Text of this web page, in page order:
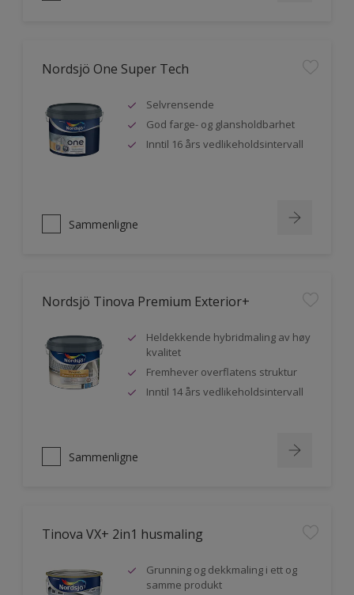
Nordsjö One Super Tech
Selvrensende
God farge- og glansholdbarhet
Inntil 16 års vedlikeholdsintervall
Sammenligne
Nordsjö Tinova Premium Exterior+
Heldekkende hybridmaling av høy
kvalitet
Fremhever overflatens struktur
Inntil 14 års vedlikeholdsintervall
Sammenligne
Tinova VX+ 2in1 husmaling
Grunning og dekkmaling i ett og
samme produkt